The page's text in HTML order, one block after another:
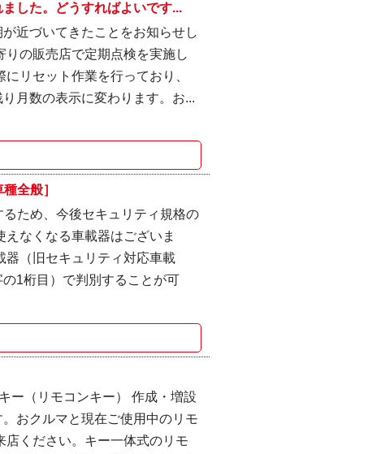
した。どうすればよいです...
近づいてきたことをお知らせし
の販売店で定期点検を実施し
リセット作業を行っており、
月数の表示に変わります。お...
全般］
ため、今後セキュリティ規格の
なくなる車載器はございま
（旧セキュリティ対応車載
1桁目）で判別することが可
ー（リモコンキー） 作成・増設
おクルマと現在ご使用中のリモ
店ください。キー一体式のリモ